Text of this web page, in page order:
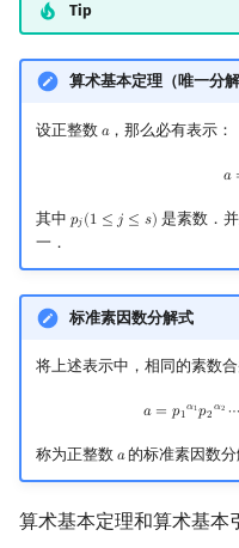
Tip
算术基本定理（唯一分解
设正整数 𝑎
a，那么必有表示：
𝑎
a
其中 𝑝𝑗(1 ≤ 𝑗 ≤ 𝑠)
pj(1≤j≤ s)
是素数．
一．
标准素因数分解式
将上述表示中，相同的素数合
𝑎 = 𝑝1
𝛼1𝑝2
𝛼2 ⋯
a =p1α1p2α2
称为正整数 𝑎
a的标准素因数分
算术基本定理和算术基本